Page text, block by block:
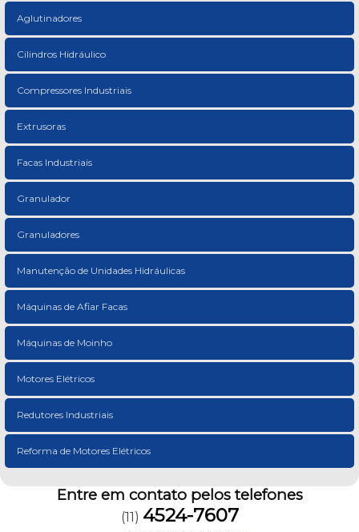
Aglutinadores
Cilindros Hidráulico
Compressores Industriais
Extrusoras
Facas Industriais
Granulador
Granuladores
Manutenção de Unidades Hidráulicas
Máquinas de Afiar Facas
Máquinas de Moinho
Motores Elétricos
Redutores Industriais
Reforma de Motores Elétricos
Entre em contato pelos telefones
(11) 4524-7607